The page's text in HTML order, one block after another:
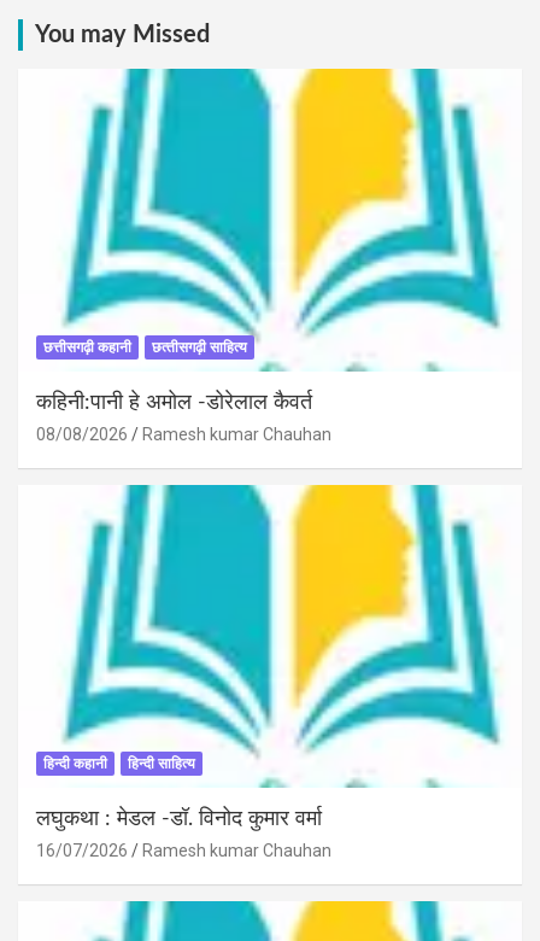
You may Missed
छत्तीसगढ़ी कहानी छत्‍तीसगढ़ी साहित्‍य
कहिनी:पानी हे अमोल -डोरेलाल कैवर्त
08/08/2026 Ramesh kumar Chauhan
हिन्दी कहानी हिन्दी साहित्य
लघुकथा : मेडल -डॉ. विनोद कुमार वर्मा
16/07/2026 Ramesh kumar Chauhan